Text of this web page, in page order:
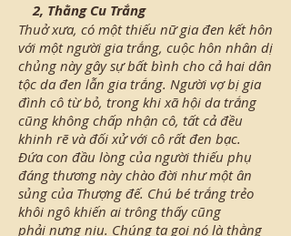
2, Thằng Cu Trắng
Thuở xưa, có một thiếu nữ gia đen kết hôn
với một người gia trắng, cuộc hôn nhân dị
chủng này gây sự bất bình cho cả hai dân
tộc da đen lẫn gia trắng. Người vợ bị gia
đình cô từ bỏ, trong khi xã hội da trắng
cũng không chấp nhận cô, tất cả đều
khinh rẽ và đối xử với cô rất đen bạc.
Đứa con đầu lòng của người thiếu phụ
đáng thương này chào đời như một ân
sủng của Thượng đế. Chú bé trắng trẻo
khôi ngô khiến ai trông thấy cũng
phải nựng nịu. Chúng ta gọi nó là thằng